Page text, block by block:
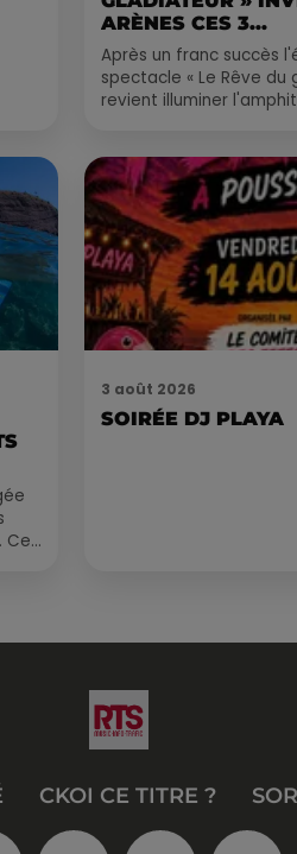
ARÈNES CES 3...
Après un franc succès
spectacle « Le Rêve du
revient illuminer
Cet
3 août 2026
SOIRÉE DJ PLAYA
CKOI CE TITRE ?